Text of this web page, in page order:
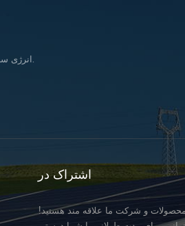
انرژی سبز را وارد کنید زندگی & در تلاش برای تحقق بخشیدن به رویای تأمین انرژی پاک برای همه انسانها.
اشتراک در
و شرکت ما علاقه مند هستید!